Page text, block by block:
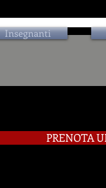
Insegnanti
PRENOTA